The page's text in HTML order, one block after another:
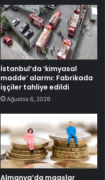
İstanbul’da ‘kimyasal
madde’ alarmı: Fabrikada
işçiler tahliye edildi
Ağustos 6, 2026
Almanya’da maaşlar